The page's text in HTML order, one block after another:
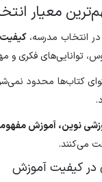
معیار
انتخاب مدرسه،
توانایی‌های فکری و
کتاب‌ها محدود
نوین، آموزش
می‌کنند.
کیفیت آموزش